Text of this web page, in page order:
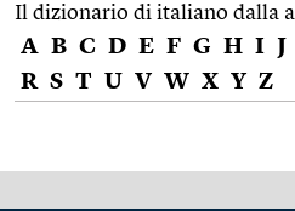
Il dizionario di italiano dalla
A B C D E F G H I J
R S T U V W X Y Z